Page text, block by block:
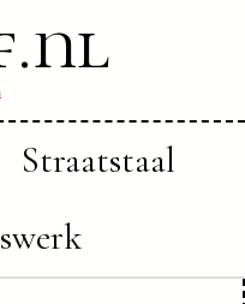
Straatstaal